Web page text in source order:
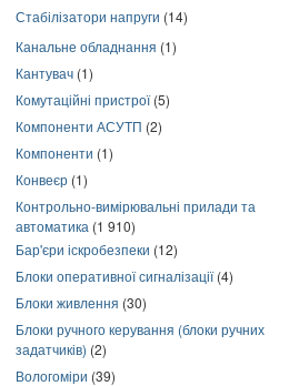
Стабілізатори напруги (14)
Канальне обладнання (1)
Кантувач (1)
Комутаційні пристрої(5)
Компоненти АСУТП (2)
Компоненти (1)
Конвеєр (1)
Контрольно-вимірювальні прилади та
автоматика (1 910)
Бар'єри іскробезпеки (12)
Блоки оперативної сигналізації(4)
Блоки живлення (30)
Блоки ручного керування (блоки ручних
задатчиків) (2)
Вологоміри (39)